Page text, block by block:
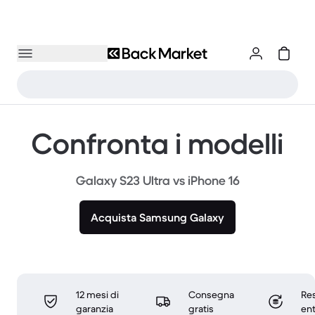
Confronta i modelli
Galaxy S23 Ultra vs iPhone 16
Acquista Samsung Galaxy
12 mesi di
garanzia
Consegna
gratis